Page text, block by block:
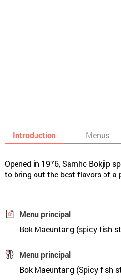
Introduction Menus
Opened in 1976, Samho Bokjip
to bring out the best flavors of a
Menu principal
Bok Maeuntang (spicy fish
Menu principal
Bok Maeuntang (Spicy fish